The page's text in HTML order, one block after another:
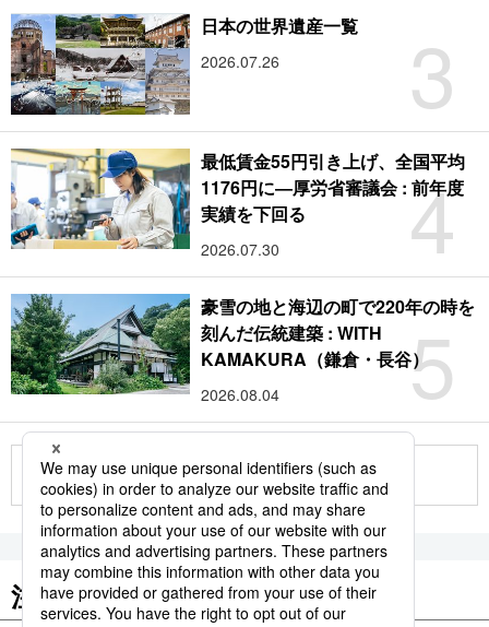
3
日本の世界遺産一覧
2026.07.26
4
最低賃金55円引き上げ、全国平均
1176円に―厚労省審議会 : 前年度
実績を下回る
2026.07.30
5
豪雪の地と海辺の町で220年の時を
刻んだ伝統建築 : WITH
KAMAKURA（鎌倉・長谷）
2026.08.04
もっと見る
注目のキーワード